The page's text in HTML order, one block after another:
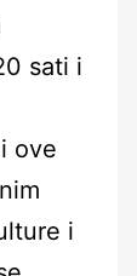
sati i
ove
i